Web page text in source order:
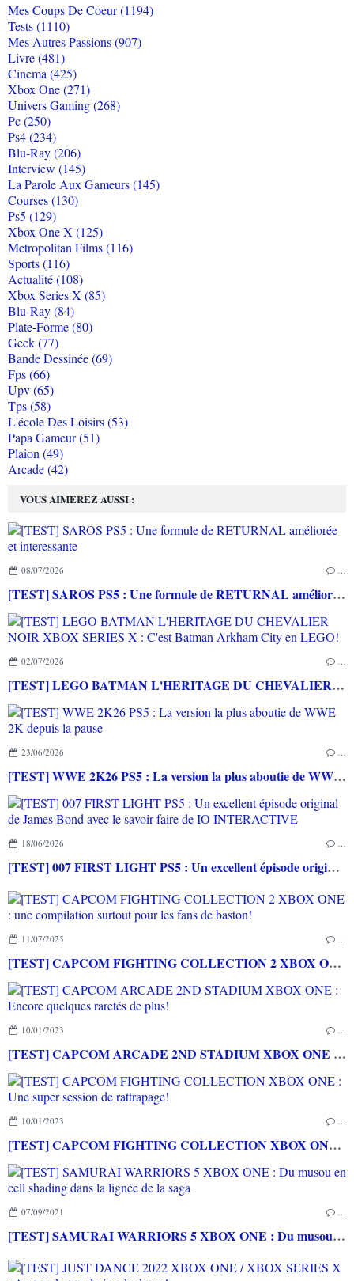
VOUS AIMEREZ AUSSI :
08/07/2026
[TEST] SAROS PS5 : Une formule de RETURNAL améliorée et interessante
02/07/2026
[TEST] LEGO BATMAN L'HERITAGE DU CHEVALIER NOIR XBOX SERIES X : C'est Batman Arkham City en LEGO!
23/06/2026
[TEST] WWE 2K26 PS5 : La version la plus aboutie de WWE 2K depuis la pause
18/06/2026
[TEST] 007 FIRST LIGHT PS5 : Un excellent épisode original de James Bond avec le savoir-faire de IO INTERACTIVE
11/07/2025
[TEST] CAPCOM FIGHTING COLLECTION 2 XBOX ONE : une compilation surtout pour les fans de baston!
10/01/2023
[TEST] CAPCOM ARCADE 2ND STADIUM XBOX ONE : Encore quelques raretés de plus!
10/01/2023
[TEST] CAPCOM FIGHTING COLLECTION XBOX ONE : Une super session de rattrapage!
07/09/2021
[TEST] SAMURAI WARRIORS 5 XBOX ONE : Du musou en cell shading dans la lignée de la saga
Mes Coups De Coeur (1194)
Tests (1110)
Mes Autres Passions (907)
Livre (481)
Cinema (425)
Xbox One (271)
Univers Gaming (268)
Pc (250)
Ps4 (234)
Blu-Ray (206)
Interview (145)
La Parole Aux Gameurs (145)
Courses (130)
Ps5 (129)
Xbox One X (125)
Metropolitan Films (116)
Sports (116)
Actualité (108)
Xbox Series X (85)
Blu-Ray (84)
Plate-Forme (80)
Geek (77)
Bande Dessinée (69)
Fps (66)
Upv (65)
Tps (58)
L'école Des Loisirs (53)
Papa Gameur (51)
Plaion (49)
Arcade (42)